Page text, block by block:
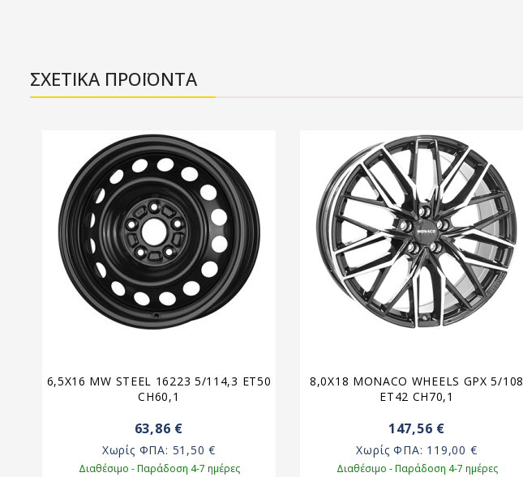
ΣΧΕΤΙΚΑ ΠΡΟΪΟΝΤΑ
6,5X16 MW STEEL 16223 5/114,3 ET50
CH60,1
63,86 €
Χωρίς ΦΠΑ: 51,50 €
Διαθέσιμο - Παράδοση 4-7 ημέρες
8,0X18 MONACO WHEELS GPX 5/108
ET42 CH70,1
147,56 €
Χωρίς ΦΠΑ: 119,00 €
Διαθέσιμο - Παράδοση 4-7 ημέρες